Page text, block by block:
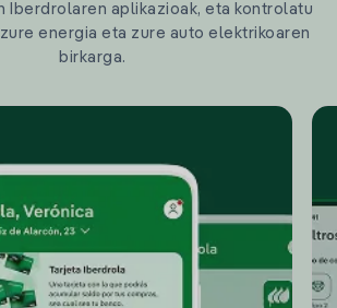
Iberdrolaren aplikazioak, eta kontrolatu
energia eta zure auto elektrikoaren
birkarga.